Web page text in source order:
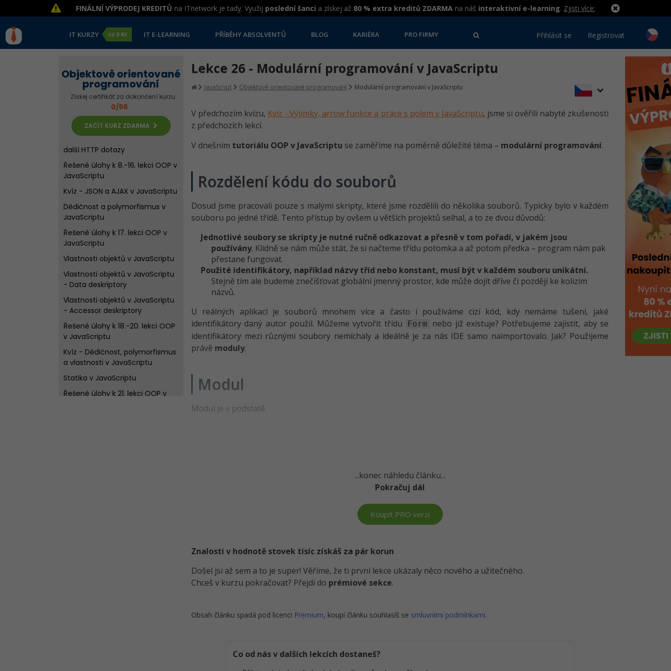
FINÁLNÍ VÝPRODEJ KREDITŮ na ITnetwork je tady. Využij poslední šanci a získej až 80 % extra kreditů ZDARMA na náš interaktivní e-learning. Zjisti více:
IT KURZY od 0 Kč IT E-LEARNING PŘÍBĚHY ABSOLVENTŮ BLOG KARIÉRA PRO FIRMY Přihlásit se Registrovat
Objektově orientované
programování
Získej certifikát za dokončení kurzu
0/56
ZAČÍT KURZ ZDARMA
OOP diář v JavaScriptu -
Dokončení objektového diáře v
dotazy
AJAX v JavaScriptu - Prohlížeč
pokémonů
AJAX v JavaScriptu - REST API a
GET požadavek
další HTTP dotazy
Řešené úlohy k 8.-16. lekci OOP v
JavaScriptu
Kvíz - JSON a AJAX v JavaScriptu
Dědičnost a polymorfismus v
JavaScriptu
Řešené úlohy k 17. lekci OOP v
JavaScriptu
Vlastnosti objektů v JavaScriptu
Vlastnosti objektů v JavaScriptu
- Data deskriptory
Vlastnosti objektů v JavaScriptu
- Accessor deskriptory
Řešené úlohy k 18.-20. lekci OOP
v JavaScriptu
Kvíz - Dědičnost, polymorfismus
a vlastnosti v JavaScriptu
Statika v JavaScriptu
Řešené úlohy k 21. lekci OOP v
Lekce 26 - Modulární programování v JavaScriptu
JavaScript Objektově orientované programování Modulární programování v JavaScriptu
V předchozím kvízu, Kvíz - Výjimky, arrow funkce a práce s polem v JavaScriptu, jsme si ověřili nabyté zkušenosti
z předchozích lekcí.
V dnešním tutoriálu OOP v JavaScriptu se zaměříme na poměrně důležité téma – modulární programování.
Rozdělení kódu do souborů
Dosud jsme pracovali pouze s malými skripty, které jsme rozdělili do několika souborů. Typicky bylo v každém
souboru po jedné třídě. Tento přístup by ovšem u větších projektů selhal, a to ze dvou důvodů:
Jednotlivé soubory se skripty je nutné ručně odkazovat a přesně v tom pořadí, v jakém jsou
používány. Klidně se nám může stát, že si načteme třídu potomka a až potom předka – program nám pak
přestane fungovat.
Použité identifikátory, například názvy tříd nebo konstant, musí být v každém souboru unikátní.
Stejně tím ale budeme znečišťovat globální jmenný prostor, kde může dojít dříve či později ke kolizím
názvů.
U reálných aplikací je souborů mnohem více a často i používáme cizí kód, kdy nemáme tušení, jaké
identifikátory daný autor použil. Můžeme vytvořit třídu
Form
nebo již existuje? Potřebujeme zajistit, aby se
identifikátory mezi různými soubory nemíchaly a ideálně je za nás IDE samo naimportovalo. Jak? Použijeme
právě moduly.
Modul
Modul je v podstatě
...konec náhledu článku...
Pokračuj dál
Koupit PRO verzi
Znalosti v hodnotě stovek tisíc získáš za pár korun
Došel jsi až sem a to je super! Věříme, že ti první lekce ukázaly něco nového a užitečného.
Chceš v kurzu pokračovat? Přejdi do prémiové sekce.
Obsah článku spadá pod licenci Premium, koupí článku souhlasíš se smluvními podmínkami.
Co od nás v dalších lekcích dostaneš?